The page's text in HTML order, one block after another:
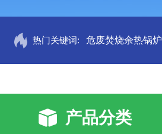
热门关键词: 危废焚烧余热锅炉
产品分类